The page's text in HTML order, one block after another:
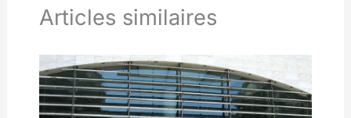
Articles similaires